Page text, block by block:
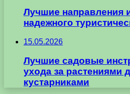
Лучшие направления
надежного
15.05.2026
Лучшие садовые
ухода за растениями
кустарниками